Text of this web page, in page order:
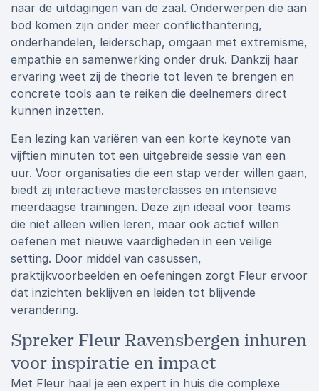
naar de uitdagingen van de zaal. Onderwerpen die aan
bod komen zijn onder meer conflicthantering,
onderhandelen, leiderschap, omgaan met extremisme,
empathie en samenwerking onder druk. Dankzij haar
ervaring weet zij de theorie tot leven te brengen en
concrete tools aan te reiken die deelnemers direct
kunnen inzetten.
Een lezing kan variëren van een korte keynote van
vijftien minuten tot een uitgebreide sessie van een
uur. Voor organisaties die een stap verder willen gaan,
biedt zij interactieve masterclasses en intensieve
meerdaagse trainingen. Deze zijn ideaal voor teams
die niet alleen willen leren, maar ook actief willen
oefenen met nieuwe vaardigheden in een veilige
setting. Door middel van casussen,
praktijkvoorbeelden en oefeningen zorgt Fleur ervoor
dat inzichten beklijven en leiden tot blijvende
verandering.
Spreker Fleur Ravensbergen inhuren
voor inspiratie en impact
Met Fleur haal je een expert in huis die complexe